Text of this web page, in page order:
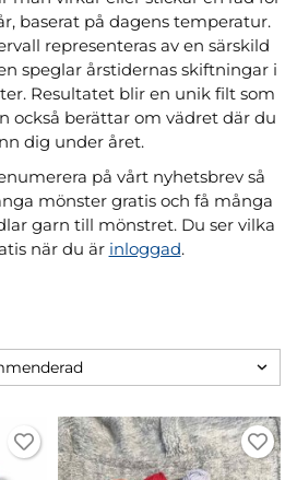
baserat på dagens temperatur.
representeras av en särskild
speglar årstidernas skiftningar i
Resultatet blir en unik filt som
också berättar om vädret där du
dig under året.
på vårt nyhetsbrev så
mönster gratis och få många
garn till mönstret. Du ser vilka
när du är inloggad.